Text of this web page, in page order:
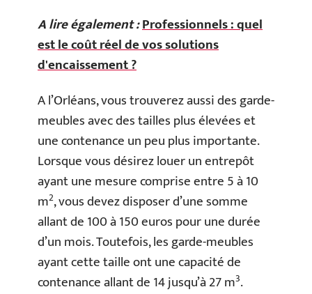
A lire également :Professionnels : quel
est le coût réel de vos solutions
d'encaissement ?
A l’Orléans, vous trouverez aussi des garde-
meubles avec des tailles plus élevées et
une contenance un peu plus importante.
Lorsque vous désirez louer un entrepôt
ayant une mesure comprise entre 5 à 10
m2, vous devez disposer d’une somme
allant de 100 à 150 euros pour une durée
d’un mois. Toutefois, les garde-meubles
ayant cette taille ont une capacité de
contenance allant de 14 jusqu’à 27 m3.